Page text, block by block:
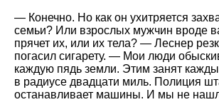
— Конечно. Но как он ухитряется
семьи? Или взрослых мужчин вроде
прячет их, или их тела? — Леснер
погасил сигарету. — Мои люди
каждую пядь земли. Этим занят
в радиусе двадцати миль. Полиция
останавливает машины. И мы не